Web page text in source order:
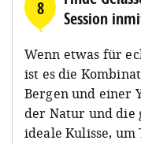
8
Session
Wenn etwas für
ist es die
Bergen und einer
der Natur und die
ideale Kulisse,